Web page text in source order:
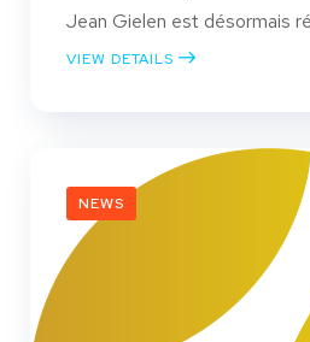
Jean Gielen est désormais
VIEW DETAILS
NEWS